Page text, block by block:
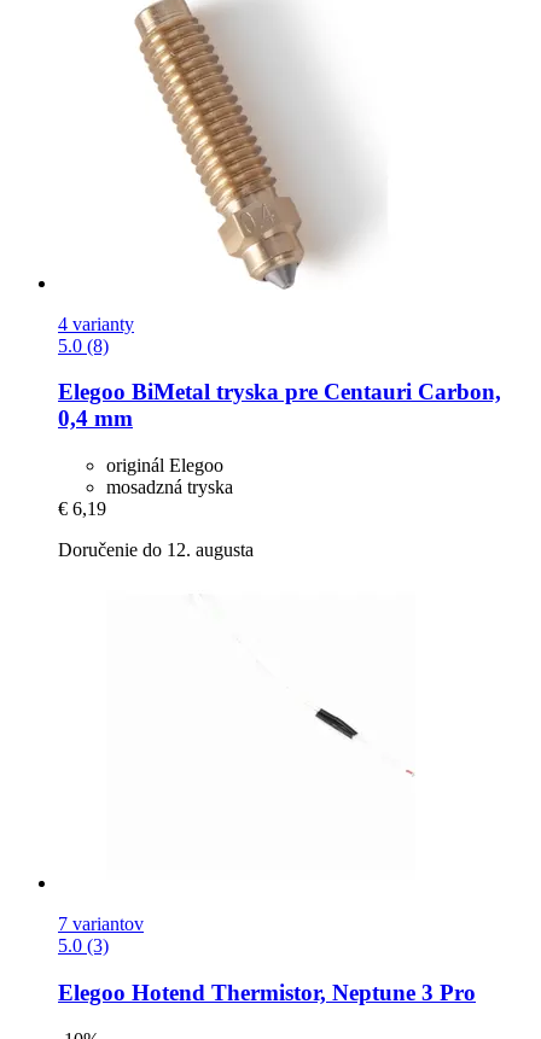
4 varianty
5.0 (8)
Elegoo BiMetal tryska pre Centauri Carbon,
0,4 mm
originál Elegoo
mosadzná tryska
€ 6,19
Doručenie do 12. augusta
7 variantov
5.0 (3)
Elegoo Hotend Thermistor, Neptune 3 Pro